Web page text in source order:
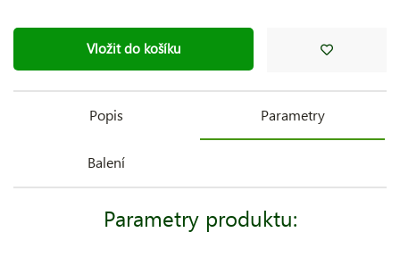
Vložit do košíku
Popis Parametry
Balení
Parametry produktu: